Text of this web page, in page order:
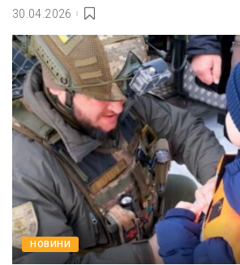
30.04.2026
НОВИНИ